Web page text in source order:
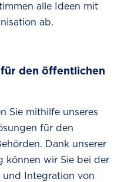
alle Ideen mit
ab.
den öffentlichen
Sie mithilfe unseres
für den
Dank unserer
können wir Sie bei der
Integration von